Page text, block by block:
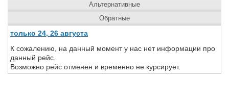
только 24, 26 августа
К сожалению, на данный момент у нас нет информации про
данный рейс.
Возможно рейс отменен и временно не курсирует.
Альтернативные
Обратные